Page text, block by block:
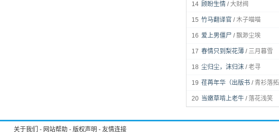
14 顾盼生情 /大财阀
15 竹马翻译官 /木子喵喵
16 爱上男僵尸 /飘渺尘埃
17 春情只到梨花薄 /三月暮雪
18 尘归尘，沫归沫 /老寻
19 荏苒年华（出版书 /青衫落拓
20 当嫩草啃上老牛 /落花浅笑
关于我们 - 网站帮助 - 版权声明 - 友情连接